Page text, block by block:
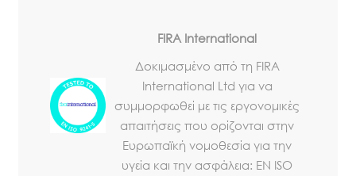
FIRA International
Δοκιμασμένο από τη FIRA
International Ltd για να
συμμορφωθεί με τις εργονομικές
απαιτήσεις που ορίζονται στην
Ευρωπαϊκή νομοθεσία για την
υγεία και την ασφάλεια: EN ISO